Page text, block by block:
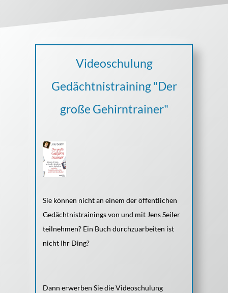
Videoschulung
Gedächtnistraining "Der
große Gehirntrainer"
Sie können nicht an einem der öffentlichen
Gedächtnistrainings von und mit Jens Seiler
teilnehmen? Ein Buch durchzuarbeiten ist
nicht Ihr Ding?
Dann erwerben Sie die Videoschulung